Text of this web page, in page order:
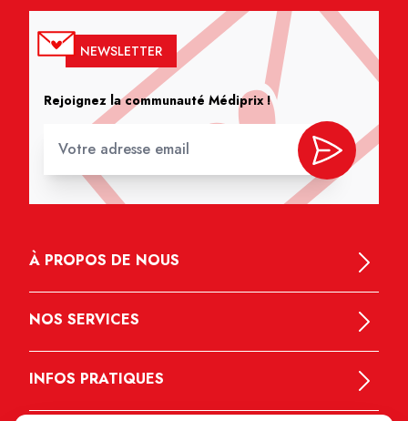
NEWSLETTER
Rejoignez la communauté Médiprix !
À PROPOS DE NOUS
NOS SERVICES
INFOS PRATIQUES